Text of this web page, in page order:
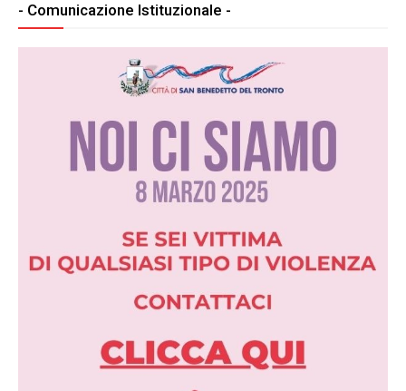
- Comunicazione Istituzionale -